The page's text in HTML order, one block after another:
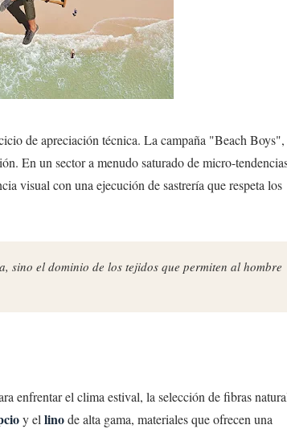
de apreciación técnica. La campaña "Beach Boys",
En un sector a menudo saturado de micro-
visual con una ejecución de sastrería que respeta los
sino el dominio de los tejidos que permiten al hombre
enfrentar el clima estival, la selección de fibras
y el linode alta gama, materiales que ofrecen una